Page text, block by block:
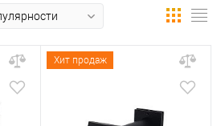
Хит продаж